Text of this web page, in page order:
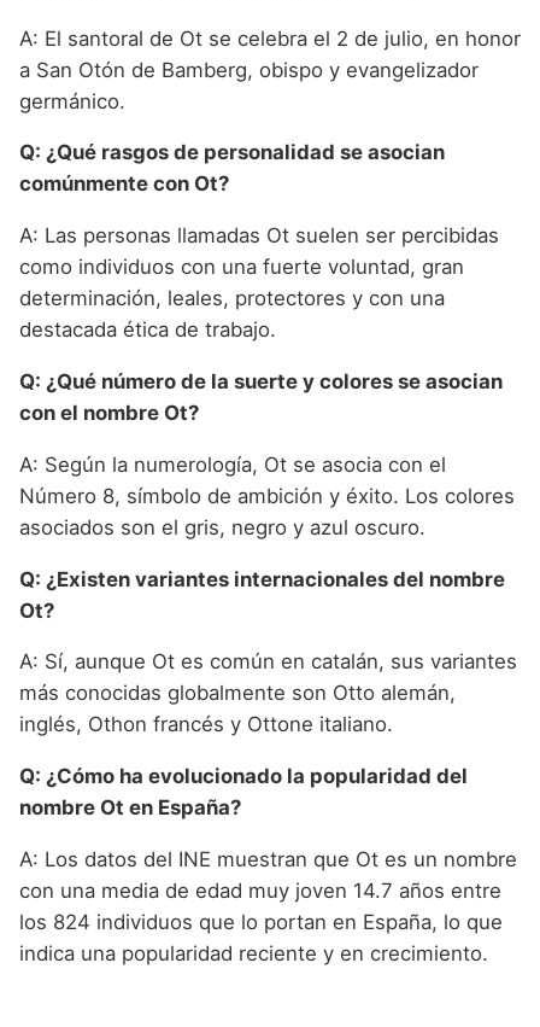
A: El santoral de Ot se celebra el 2 de julio, en honor
a San Otón de Bamberg, obispo y evangelizador
germánico.
Q: ¿Qué rasgos de personalidad se asocian
comúnmente con Ot?
A: Las personas llamadas Ot suelen ser percibidas
como individuos con una fuerte voluntad, gran
determinación, leales, protectores y con una
destacada ética de trabajo.
Q: ¿Qué número de la suerte y colores se asocian
con el nombre Ot?
A: Según la numerología, Ot se asocia con el
Número 8, símbolo de ambición y éxito. Los colores
asociados son el gris, negro y azul oscuro.
Q: ¿Existen variantes internacionales del nombre
Ot?
A: Sí, aunque Ot es común en catalán, sus variantes
más conocidas globalmente son Otto alemán,
inglés, Othon francés y Ottone italiano.
Q: ¿Cómo ha evolucionado la popularidad del
nombre Ot en España?
A: Los datos del INE muestran que Ot es un nombre
con una media de edad muy joven 14.7 años entre
los 824 individuos que lo portan en España, lo que
indica una popularidad reciente y en crecimiento.